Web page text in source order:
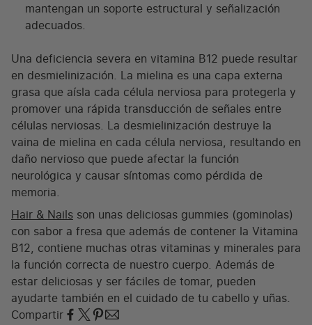
mantengan un soporte estructural y señalización
adecuados.
Una deficiencia severa en vitamina B12 puede resultar
en desmielinización. La mielina es una capa externa
grasa que aísla cada célula nerviosa para protegerla y
promover una rápida transducción de señales entre
células nerviosas. La desmielinización destruye la
vaina de mielina en cada célula nerviosa, resultando en
daño nervioso que puede afectar la función
neurológica y causar síntomas como pérdida de
memoria.
Hair & Nails son unas deliciosas gummies (gominolas)
con sabor a fresa que además de contener la Vitamina
B12, contiene muchas otras vitaminas y minerales para
la función correcta de nuestro cuerpo. Además de
estar deliciosas y ser fáciles de tomar, pueden
ayudarte también en el cuidado de tu cabello y uñas.
Compartir